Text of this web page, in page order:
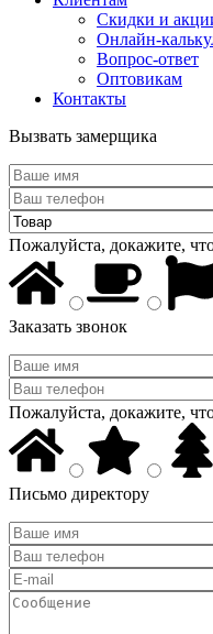
Скидки и
Онлайн-
Вопрос-ответ
Оптовикам
Контакты
Вызвать замерщика
Пожалуйста, докажите,
Заказать звонок
Пожалуйста, докажите,
Письмо директору